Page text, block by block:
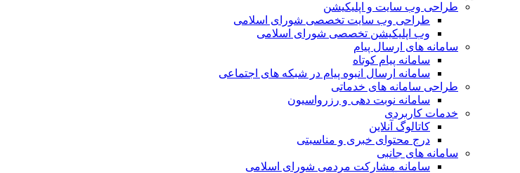
طراحی وب سایت و اپلیکیشن
طراحی وب سایت تخصصی شورای اسلامی
وب اپلیکیشن تخصصی شورای اسلامی
سامانه های ارسال پیام
سامانه پیام کوتاه
سامانه ارسال انبوه پیام در شبکه های اجتماعی
طراحی سامانه های خدماتی
سامانه نوبت دهی و رزرواسیون
خدمات کاربردی
کاتالوگ آنلاین
درج محتوای خبری و مناسبتی
سامانه های جانبی
سامانه مشارکت مردمی شورای اسلامی